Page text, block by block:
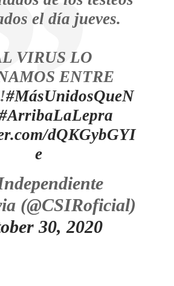
el día jueves.
VIRUS LO
ENTRE
#MásUnidosQueN
dQKGybGYI
e
(@CSIRoficial)
30, 2020